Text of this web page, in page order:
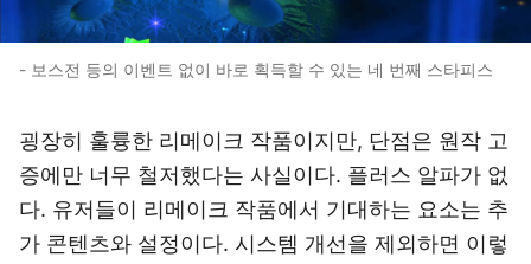
- 보스전 등의 이벤트 없이 바로 획득할 수 있는 네 번째 스타피스
굉장히 훌륭한 리메이크 작품이지만, 단점은 원작 고
증에만 너무 철저했다는 사실이다. 플러스 알파가 없
다. 유저들이 리메이크 작품에서 기대하는 요소는 추
가 콘텐츠와 설정이다. 시스템 개선을 제외하면 이렇